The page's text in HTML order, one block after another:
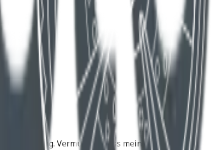
Vermutlich muss meine Husqvarna